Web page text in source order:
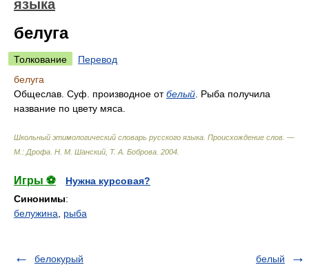
языка
белуга
Толкование
Перевод
белуга
Общеслав. Суф. производное отбелый . Рыба получила
название по цвету мяса.
Школьный этимологический словарь русского языка. Происхождение слов. —
М.: Дрофа Н. М. Шанский, Т. А. Боброва 2004
Игры ⚽
Нужна курсовая?
Синонимы:
белужина
рыба
белокурый белый